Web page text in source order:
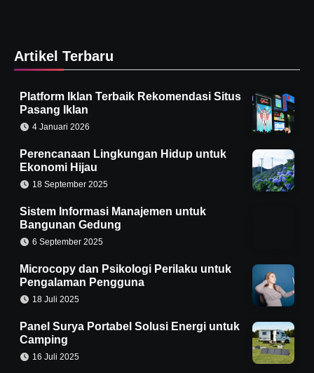
Artikel Terbaru
Platform Iklan Terbaik Rekomendasi Situs
Pasang Iklan
4 Januari 2026
Perencanaan Lingkungan Hidup untuk
Ekonomi Hijau
18 September 2025
Sistem Informasi Manajemen untuk
Bangunan Gedung
6 September 2025
Microcopy dan Psikologi Perilaku untuk
Pengalaman Pengguna
18 Juli 2025
Panel Surya Portabel Solusi Energi untuk
Camping
16 Juli 2025